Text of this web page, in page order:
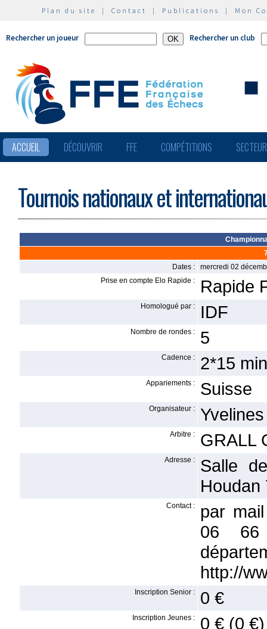
Plan du site | Contact | Publications | Mon
Rechercher un joueur Rechercher un club
ACCUEIL DÉCOUVRIR FFE COMPÉTITIONS
Tournois nationaux et
Dates :
mercredi 02
Prise en compte Elo Rapide :
Rapide
Homologué par : IDF
Nombre de rondes : 5
Cadence : 2*15
Appariements : Suisse
Organisateur :
Arbitre : GRALL
Adresse :
Salle
Houdan
Contact :
par
06 66
http://
Inscription Senior : 0 €
Inscription Jeunes : 0 € (0 €)